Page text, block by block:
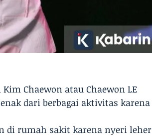
Chaewon atau Chaewon LE
dari berbagai aktivitas karena
di rumah sakit karena nyeri leher